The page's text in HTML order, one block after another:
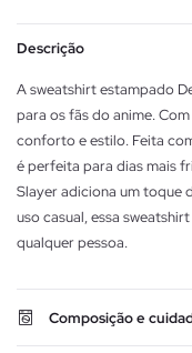
Descrição
A sweatshirt estampado
para os fãs do anime.
conforto e estilo. Feita
é perfeita para dias mais
Slayer adiciona um toque
uso casual, essa
qualquer pessoa.
Composição e